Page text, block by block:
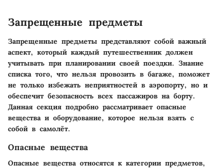
Запрещенные предметы
Запрещенные предметы представляют собой важный
аспект, который каждый путешественник должен
учитывать при планировании своей поездки. Знание
списка того, что нельзя провозить в багаже, поможет
не только избежать неприятностей в аэропорту, но и
обеспечит безопасность всех пассажиров на борту.
Данная секция подробно рассматривает опасные
вещества и оборудование, которое нельзя взять с
собой в самолёт.
Опасные вещества
Опасные вещества относятся к категории предметов,